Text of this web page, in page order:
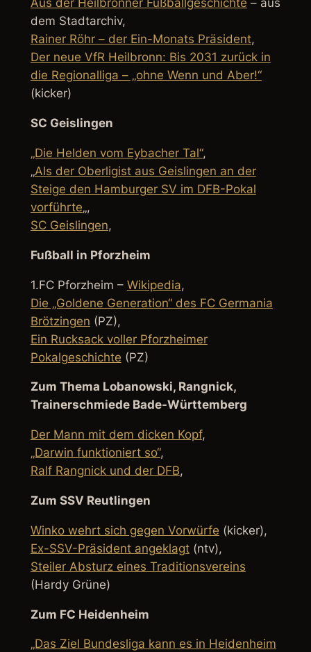
Aus der Heilbronner Fußballgeschichte – aus
dem Stadtarchiv,
Rainer Röhr – der Ein-Monats Präsident,
Der neue VfR Heilbronn: Bis 2031 zurück in
die Regionalliga – „ohne Wenn und Aber!“
(kicker)
SC Geislingen
„Die Helden vom Eybacher Tal“,
„Als der Oberligist aus Geislingen an der
Steige den Hamburger SV im DFB-Pokal
vorführte„,
SC Geislingen,
Fußball in Pforzheim
1.FC Pforzheim – Wikipedia,
Die „Goldene Generation“ des FC Germania
Brötzingen (PZ),
Ein Rucksack voller Pforzheimer
Pokalgeschichte (PZ)
Zum Thema Lobanowski, Rangnick,
Trainerschmiede Bade-Württemberg
Der Mann mit dem dicken Kopf,
„Darwin funktioniert so“,
Ralf Rangnick und der DFB,
Zum SSV Reutlingen
Winko wehrt sich gegen Vorwürfe (kicker),
Ex-SSV-Präsident angeklagt(ntv),
Steiler Absturz eines Traditionsvereins
(Hardy Grüne)
Zum FC Heidenheim
„Das Ziel Bundesliga kann es in Heidenheim